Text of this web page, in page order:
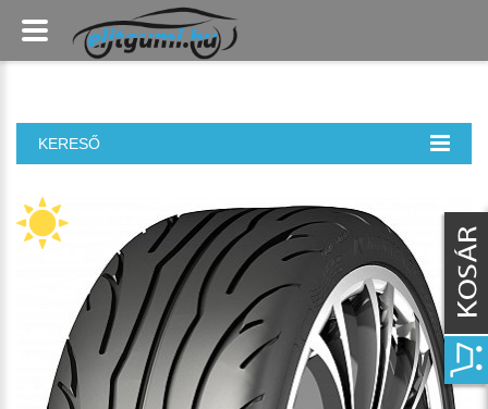
KERESŐ